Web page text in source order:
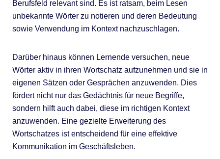
Berufsfeld relevant sind. Es ist ratsam, beim Lesen
unbekannte Wörter zu notieren und deren Bedeutung
sowie Verwendung im Kontext nachzuschlagen.
Darüber hinaus können Lernende versuchen, neue
Wörter aktiv in ihren Wortschatz aufzunehmen und sie in
eigenen Sätzen oder Gesprächen anzuwenden. Dies
fördert nicht nur das Gedächtnis für neue Begriffe,
sondern hilft auch dabei, diese im richtigen Kontext
anzuwenden. Eine gezielte Erweiterung des
Wortschatzes ist entscheidend für eine effektive
Kommunikation im Geschäftsleben.